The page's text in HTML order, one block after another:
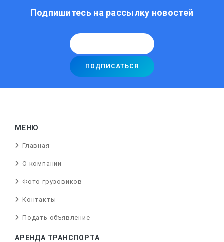
Подпишитесь на рассылку новостей
МЕНЮ
Главная
О компании
Фото грузовиков
Контакты
Подать объявление
АРЕНДА ТРАНСПОРТА